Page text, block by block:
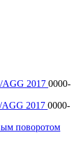
AGG 2017 0000-
AGG 2017 0000-
поворотом